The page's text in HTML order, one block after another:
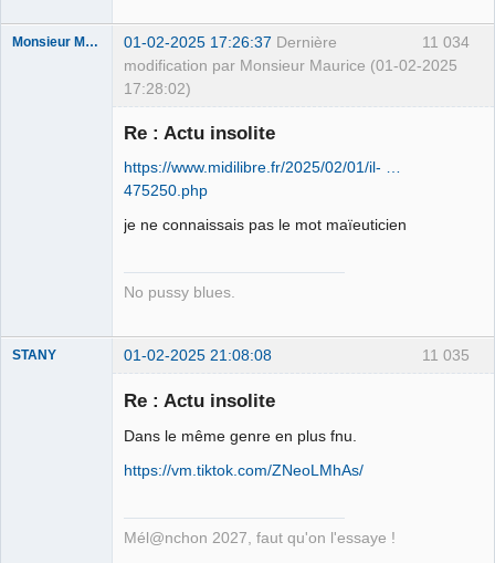
11 034
Monsieur Maurice 01-02-2025 17:26:37 Dernière
modification par Monsieur Maurice (01-02-2025
17:28:02)
Re : Actu insolite
https://www.midilibre.fr/2025/02/01/il- …
475250.php
je ne connaissais pas le mot maïeuticien
No pussy blues.
11 035
STANY 01-02-2025 21:08:08
Re : Actu insolite
Dans le même genre en plus fnu.
https://vm.tiktok.com/ZNeoLMhAs/
Mél@nchon 2027, faut qu'on l'essaye !